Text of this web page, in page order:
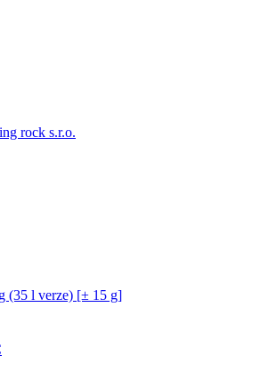
rock s.r.o.
(35 l verze) [± 15 g]